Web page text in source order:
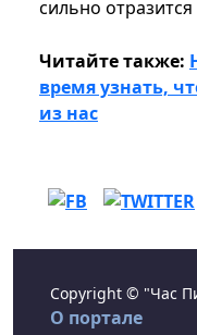
сильно
Читайте также:
время узнать,
из нас
Copyright © "Час
О портале